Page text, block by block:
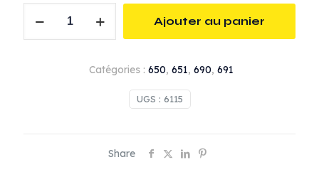
Ajouter au panier
UGS : 6115
Catégories : 650, 651, 690, 691
Share